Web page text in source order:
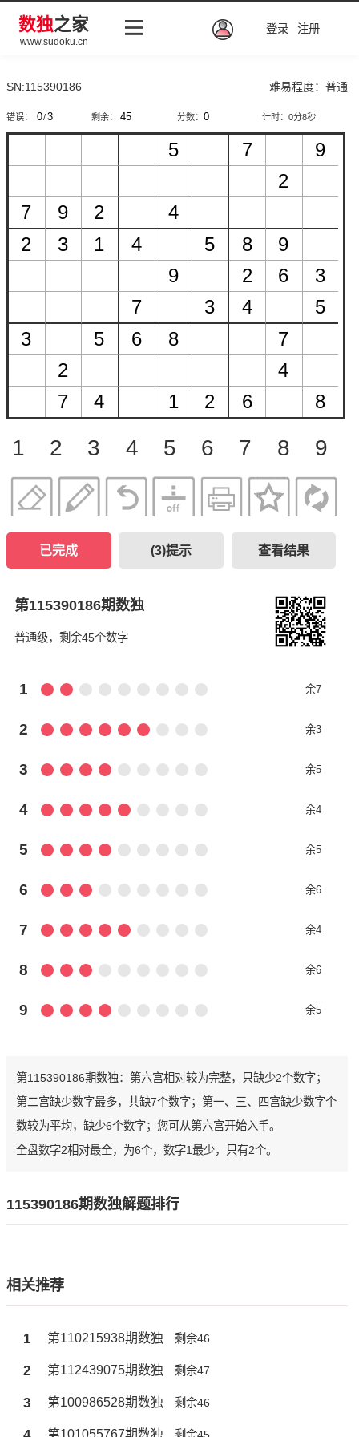
数独之家
www.sudoku.cn
登录 注册
SN:115390186 难易程度：普通
错误： / 剩余： 分数： 计时：0分9秒
1 2 3 4 5 6 7 8 9
已完成 (3)提示 查看结果
第115390186期数独
普通级，剩余45个数字
1 余7
2 余3
3 余5
4 余4
5 余5
6 余6
7 余4
8 余6
9 余5
第115390186期数独：第六宫相对较为完整，只缺少2个数字；
第二宫缺少数字最多，共缺7个数字；第一、三、四宫缺少数字个
数较为平均，缺少6个数字；您可从第六宫开始入手。
全盘数字2相对最全，为6个，数字1最少，只有2个。
115390186期数独解题排行
相关推荐
1 第110215938期数独 剩余46
2 第112439075期数独 剩余47
3 第100986528期数独 剩余46
第101055767期数独